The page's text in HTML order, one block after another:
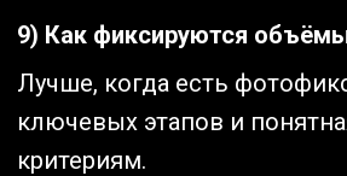
9) Как фиксируются
Лучше, когда есть
ключевых этапов и
критериям.